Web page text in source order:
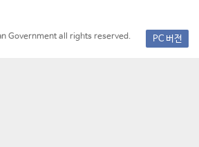
Government all rights reserved. PC 버전